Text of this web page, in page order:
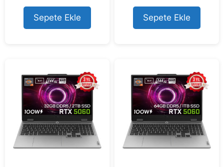
t
o
f
5
Sepete Ekle
t
o
f
5
Sepete Ekle